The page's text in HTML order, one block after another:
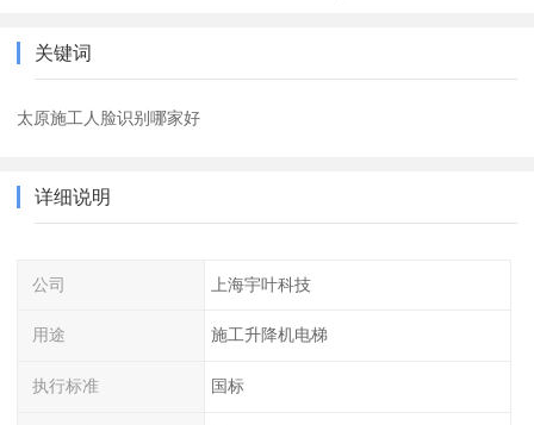
关键词
太原施工人脸识别哪家好
详细说明
公司 上海宇叶科技
用途 施工升降机电梯
执行标准 国标